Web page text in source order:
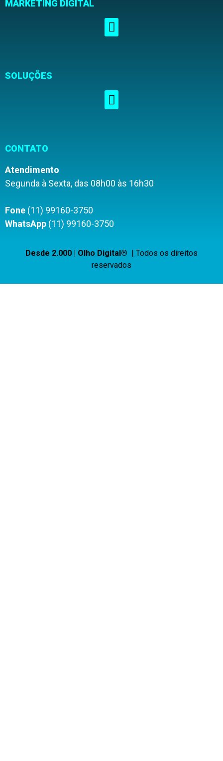
MARKETING DIGITAL
SOLUÇÕES
CONTATO
Atendimento
Segunda à Sexta, das 08h00 às 16h30
Fone (11) 99160-3750
WhatsApp (11) 99160-3750
Desde 2.000 | Olho Digital® | Todos os direitos
reservados